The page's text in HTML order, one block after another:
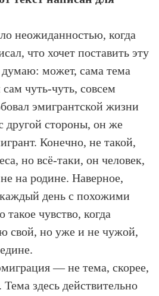
неожиданностью, когда
что хочет поставить эту
думаю: может, сама тема
чуть-чуть, совсем
эмигрантской жизни
другой стороны, он же
Конечно, не такой,
но всё-таки, он человек,
на родине. Наверное,
каждый день с похожими
такое чувство, когда
свой, но уже и не чужой,
— не тема, скорее,
Тема здесь действительно